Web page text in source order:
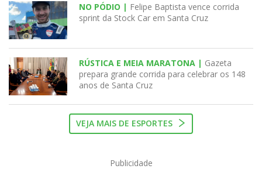
NO PÓDIO | Felipe Baptista vence corrida
sprint da Stock Car em Santa Cruz
RÚSTICA E MEIA MARATONA | Gazeta
prepara grande corrida para celebrar os 148
anos de Santa Cruz
VEJA MAIS DE ESPORTES
Publicidade